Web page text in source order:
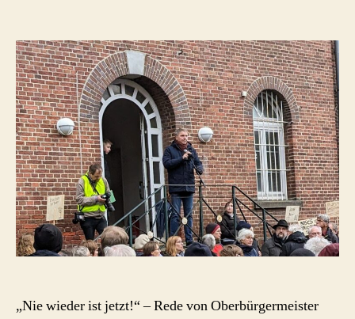
ist
jetzt!
–
Rede
Oberbürgermeister
Jürgen
Krogmann,
Erinnerungsgang
Oldenburg
10.
November
2023
„Nie wieder ist jetzt!“ – Rede von Oberbürgermeister